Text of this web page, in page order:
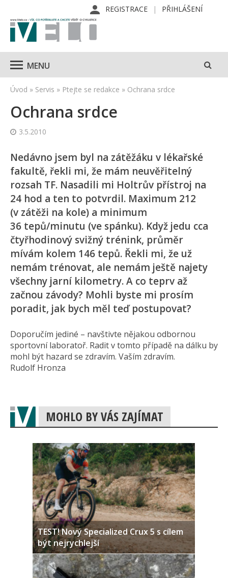
REGISTRACE PŘIHLÁŠENÍ
MENU
Úvod » Servis » Ptejte se redakce » Ochrana srdce
Ochrana srdce
3.5.2010
Nedávno jsem byl na zátěžáku v lékařské
fakultě, řekli mi, že mám neuvěřitelný
rozsah TF. Nasadili mi Holtrův přístroj na
24 hod a ten to potvrdil. Maximum 212
(v zátěži na kole) a minimum
36 tepů/minutu (ve spánku). Když jedu cca
čtyřhodinový svižný trénink, průměr
mívám kolem 146 tepů. Řekli mi, že už
nemám trénovat, ale nemám ještě najety
všechny jarní kilometry. A co teprv až
začnou závody? Mohli byste mi prosím
poradit, jak bych měl teď postupovat?
Doporučím jediné – navštivte nějakou odbornou
sportovní laboratoř. Radit v tomto případě na dálku by
mohl být hazard se zdravím. Vaším zdravím.
Rudolf Hronza
MOHLO BY VÁS ZAJÍMAT
TEST! Nový Specialized Crux 5 s cílem
být nejrychlejší